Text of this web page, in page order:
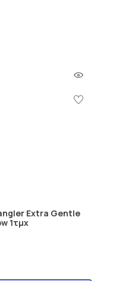
Extra Gentle
1τμχ